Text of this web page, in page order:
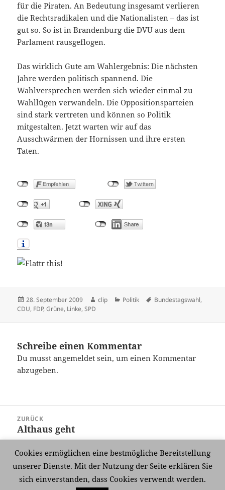
für die Piraten. An Bedeutung insgesamt verlieren
die Rechtsradikalen und die Nationalisten – das ist
gut so. So ist in Brandenburg die DVU aus dem
Parlament rausgeflogen.
Das wirklich Gute am Wahlergebnis: Die nächsten
Jahre werden politisch spannend. Die
Wahlversprechen werden sich wieder einmal zu
Wahllügen verwandeln. Die Oppositionsparteien
sind stark vertreten und können so Politik
mitgestalten. Jetzt warten wir auf das
Ausschwärmen der Hornissen und ihre ersten
Taten.
Veröffentlicht
am
28. September 2009 Autor
clip Kategorien
Politik Schlagwörter
Bundestagswahl,
CDU, FDP,Grüne, Linke,SPD
Schreibe einen Kommentar
Du musstangemeldet sein, um einen Kommentar
abzugeben.
ZURÜCK
Vorheriger
Beitrag:
Althaus geht
WEITER
Nächster
Beitrag:
Roter Wirbel
Cookies ermöglichen eine bestmögliche Bereitstellung
unserer Dienste. Mit der Nutzung der Seite erklären Sie
sich einverstanden, dass Cookies verwendt werden.